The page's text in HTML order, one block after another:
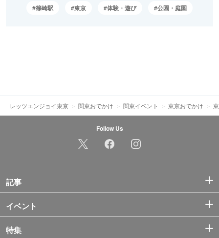
篠崎駅 東京 体験・遊び 公園・庭園
レッツエンジョイ東京 関東おでかけ 関東イベント 東京おでかけ
Follow Us
記事
イベント
特集